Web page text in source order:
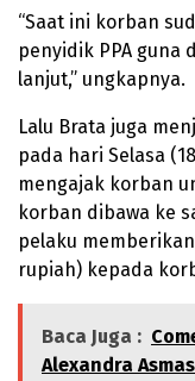
“Saat ini korban
penyidik PPA guna
lanjut,” ungkapnya.
Lalu Brata juga
pada hari Selasa
mengajak korban
korban dibawa ke
pelaku
rupiah) kepada
Baca Juga :
Alexandra